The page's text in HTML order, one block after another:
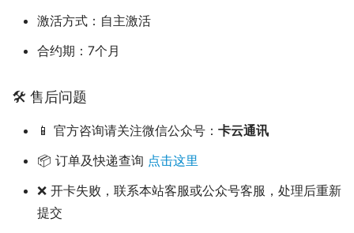
激活方式：自主激活
合约期：7个月
🛠️ 售后问题
📱 官方咨询请关注微信公众号： 卡云通讯
📦 订单及快递查询 点击这里
❌ 开卡失败，联系本站客服或公众号客服，处理后重新
提交